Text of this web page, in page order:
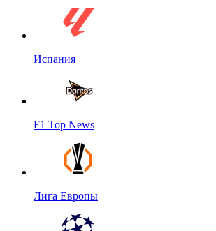
Испания
F1 Top News
Лига Европы